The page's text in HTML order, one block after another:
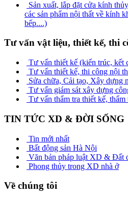
Sản xuất, lắp đặt cửa kính
các sản phẩm nội thất về kính
bếp....)
Tư vấn vật liệu, thiết kế, thi
Tư vấn thiết kế (kiến trúc, kết
Tư vấn thiết kế, thi công nội
Sửa chữa, Cải tạo, Xây dựng
Tư vấn giám sát xây dựng
Tư vấn thẩm tra thiết kế, thẩm
TIN TỨC XD & ĐỜI SỐNG
Tin mới nhất
Bất động sản Hà Nội
Văn bản pháp luật XD & Đất
Phong thủy trong XD nhà ở
Về chúng tôi